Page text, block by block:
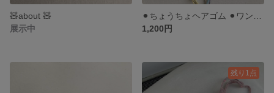
🧸about 🧸
展示中
1,200円
残り1点